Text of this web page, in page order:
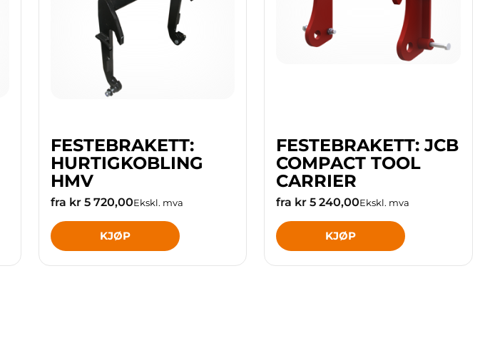
FESTEBRAKETT:
HURTIGKOBLING
HMV
fra kr 5 720,00Ekskl. mva
KJØP
FESTEBRAKETT: JCB
COMPACT TOOL
CARRIER
fra kr 5 240,00Ekskl. mva
KJØP